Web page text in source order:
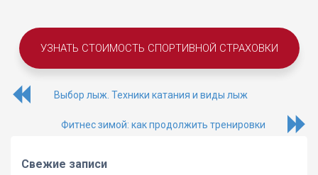
УЗНАТЬ СТОИМОСТЬ СПОРТИВНОЙ СТРАХОВКИ
Выбор лыж. Техники катания и виды лыж
Фитнес зимой: как продолжить тренировки
Свежие записи